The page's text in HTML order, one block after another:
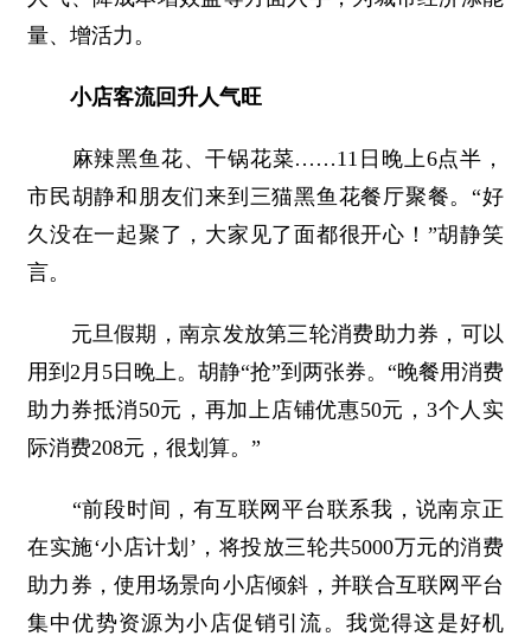
量、增活力。
小店客流回升人气旺
麻辣黑鱼花、干锅花菜……11日晚上6点半，
市民胡静和朋友们来到三猫黑鱼花餐厅聚餐。“好
久没在一起聚了，大家见了面都很开心！”胡静笑
言。
元旦假期，南京发放第三轮消费助力券，可以
用到2月5日晚上。胡静“抢”到两张券。“晚餐用消费
助力券抵消50元，再加上店铺优惠50元，3个人实
际消费208元，很划算。”
“前段时间，有互联网平台联系我，说南京正
在实施‘小店计划’，将投放三轮共5000万元的消费
助力券，使用场景向小店倾斜，并联合互联网平台
集中优势资源为小店促销引流。我觉得这是好机